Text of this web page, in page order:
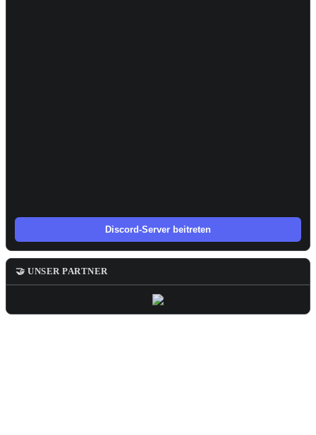
Discord-Server beitreten
🤝 UNSER PARTNER